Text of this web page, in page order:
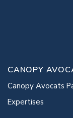
CANOPY
Canopy Avocats
Expertises